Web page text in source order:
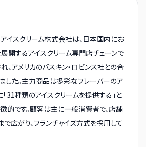
アイスクリーム株式会社は、日本国内にお
開するアイスクリーム専門店チェーンで
、アメリカのバスキン・ロビンス社との合
した。主力商品は多彩なフレーバーのア
「31種類のアイスクリームを提供する」と
的です。顧客は主に一般消費者で、店舗
広がり、フランチャイズ方式を採用して